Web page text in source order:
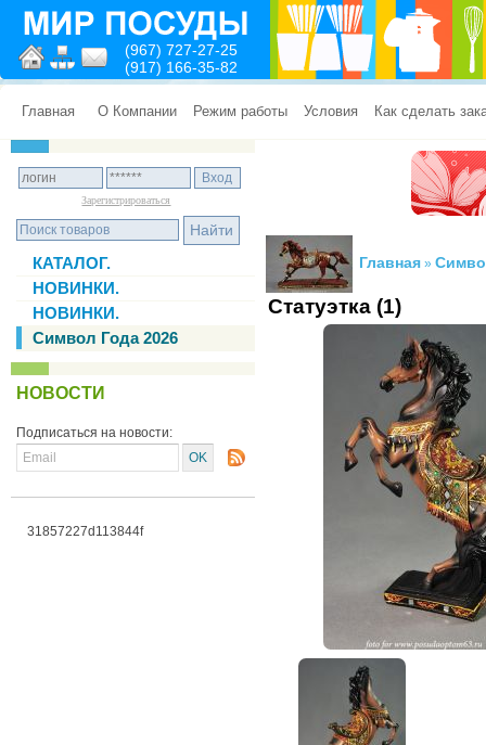
(967) 727-27-25
(917) 166-35-82
Главная О Компании Режим работы Условия Как сделать
Зарегистрироваться
КАТАЛОГ.
НОВИНКИ.
НОВИНКИ.
Символ Года 2026
НОВОСТИ
Подписаться на новости:
31857227d113844f
Главная »
Статуэтка (1)